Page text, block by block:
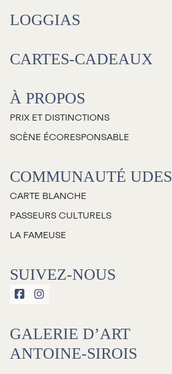
LOGGIAS
CARTES-CADEAUX
À PROPOS
PRIX ET DISTINCTIONS
SCÈNE ÉCORESPONSABLE
COMMUNAUTÉ UDES
CARTE BLANCHE
PASSEURS CULTURELS
LA FAMEUSE
SUIVEZ-NOUS
 
GALERIE D’ART
ANTOINE-SIROIS